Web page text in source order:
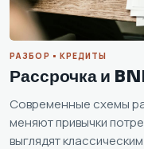
РАЗБОР • КРЕДИТЫ
Рассрочка и
Современные схемы
меняют привычки
выглядят